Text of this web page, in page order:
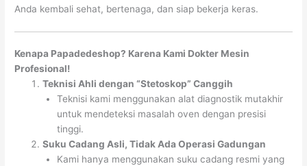
Anda kembali sehat, bertenaga, dan siap bekerja keras.
Kenapa Papadedeshop? Karena Kami Dokter Mesin
Profesional!
Teknisi Ahli dengan “Stetoskop” Canggih
Teknisi kami menggunakan alat diagnostik mutakhir
untuk mendeteksi masalah oven dengan presisi
tinggi.
Suku Cadang Asli, Tidak Ada Operasi Gadungan
Kami hanya menggunakan suku cadang resmi yang